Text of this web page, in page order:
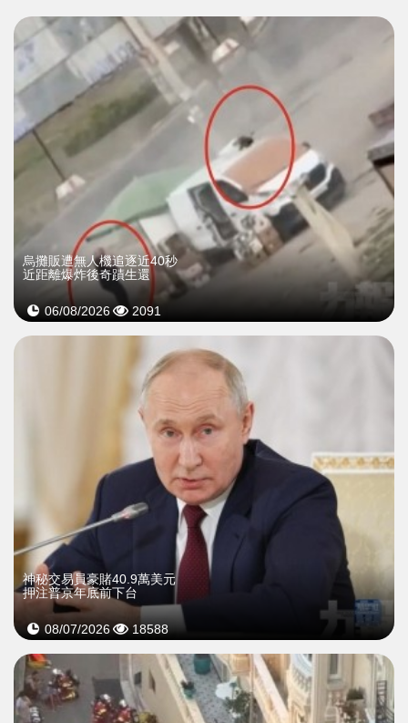
烏攤販遭無人機追逐近40秒
近距離爆炸後奇蹟生還
06/08/2026 2091
神秘交易員豪賭40.9萬美元
押注普京年底前下台
08/07/2026 18588